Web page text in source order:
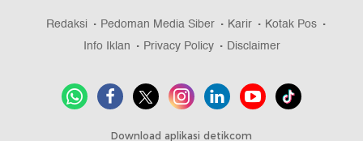
Redaksi Pedoman Media Siber Karir
Kotak Pos
Info Iklan
Privacy Policy Disclaimer
Download aplikasi detikcom